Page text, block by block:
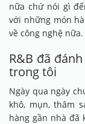
nữa chứ nói gì
với những món
về công nghệ nữa.
R&B đã
trong tôi
Ngày qua ngày
khô, mụn, thâm
hàng gần nhà đã